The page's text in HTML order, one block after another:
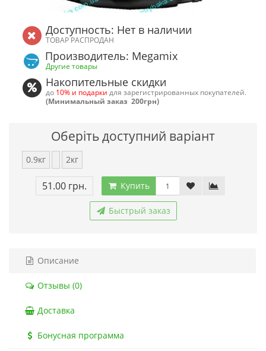
Доступность: Нет в наличии
ТОВАР РАСПРОДАН
Производитель: Megamix
Другие товары
Накопительные скидки
до 10% и подарки для зарегистрированных покупателей.
(Минимальный заказ 200грн)
Оберіть доступний варіант
0.9кг 2кг
51.00 грн. Купить
Быстрый заказ
Описание
Отзывы (0)
Доставка
Бонусная программа